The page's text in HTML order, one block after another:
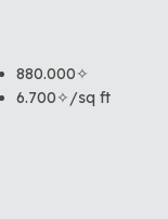
880.000✧
6.700✧/sq ft